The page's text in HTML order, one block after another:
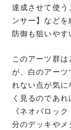
達成させて使う
ンサー】など
防御も狙いやす
このアーツ群
が、白のアー
れない点が気に
く見るのであ
《ネオバロッ
分のデッキやメ